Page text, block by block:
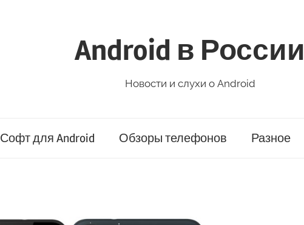
Android в России
Новости и слухи о Android
Софт для Android Обзоры телефонов Разное